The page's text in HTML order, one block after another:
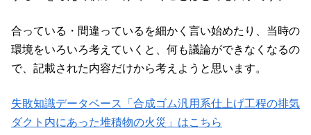
合っている・間違っているを細かく言い始めたり、当時の
環境をいろいろ考えていくと、何も議論ができなくなるの
で、記載された内容だけから考えようと思います。
失敗知識データベース「合成ゴム汎用系仕上げ工程の排気
ダクト内にあった堆積物の火災」はこちら